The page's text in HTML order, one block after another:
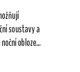
soustavy a
obloze...